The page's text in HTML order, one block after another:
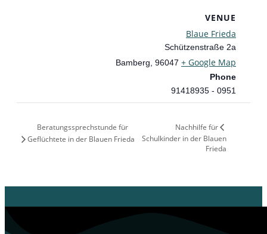
VENUE
Blaue Frieda
Schützenstraße 2a
Bamberg 96047 + Google Map
Phone
0951 - 91418935
Nachhilfe für
Schulkinder in der Blauen
Frieda
Beratungssprechstunde für
Geflüchtete in der Blauen Frieda